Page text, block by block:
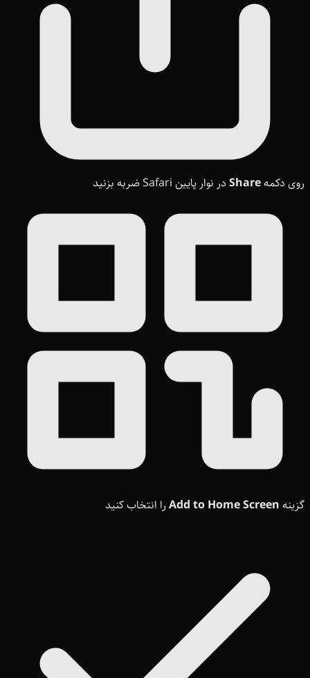
روی دکمهShare در نوار پایین Safari ضربه بزنید
گزینه Add to Home Screenرا انتخاب کنید